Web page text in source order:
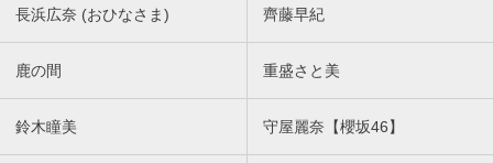
長浜広奈 (おひなさま) 齊藤早紀
鹿の間 重盛さと美
鈴木瞳美 守屋麗奈【櫻坂46】